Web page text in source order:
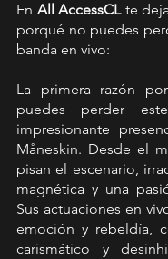
En All AccessCL te
porqué no puedes
banda en vivo:
La primera razón
puedes perder
impresionante
Måneskin. Desde el
pisan el escenario,
magnética y una
Sus actuaciones en
emoción y rebeldía,
carismático y